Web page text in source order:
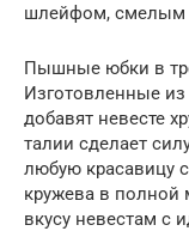
шлейфом, смелым
Пышные юбки в
Изготовленные
добавят невесте
талии сделает
любую красавицу
кружева в полной
вкусу невестам с